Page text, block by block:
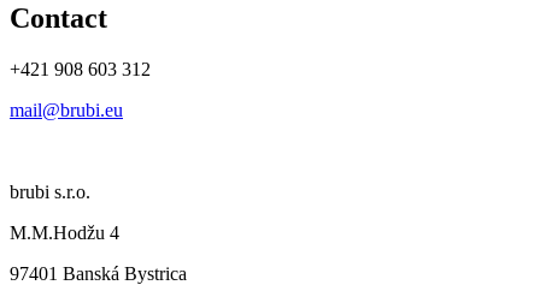
Contact
+421 908 603 312
mail@brubi.eu
brubi s.r.o.
M.M.Hodžu 4
97401 Banská Bystrica